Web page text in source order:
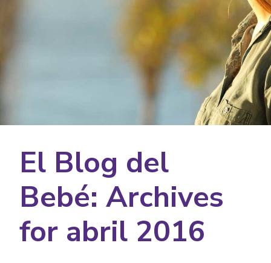
El Blog del
Bebé: Archives
for abril 2016